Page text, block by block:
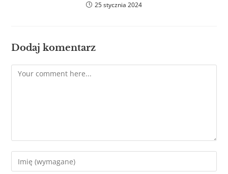
25 stycznia 2024
Dodaj komentarz